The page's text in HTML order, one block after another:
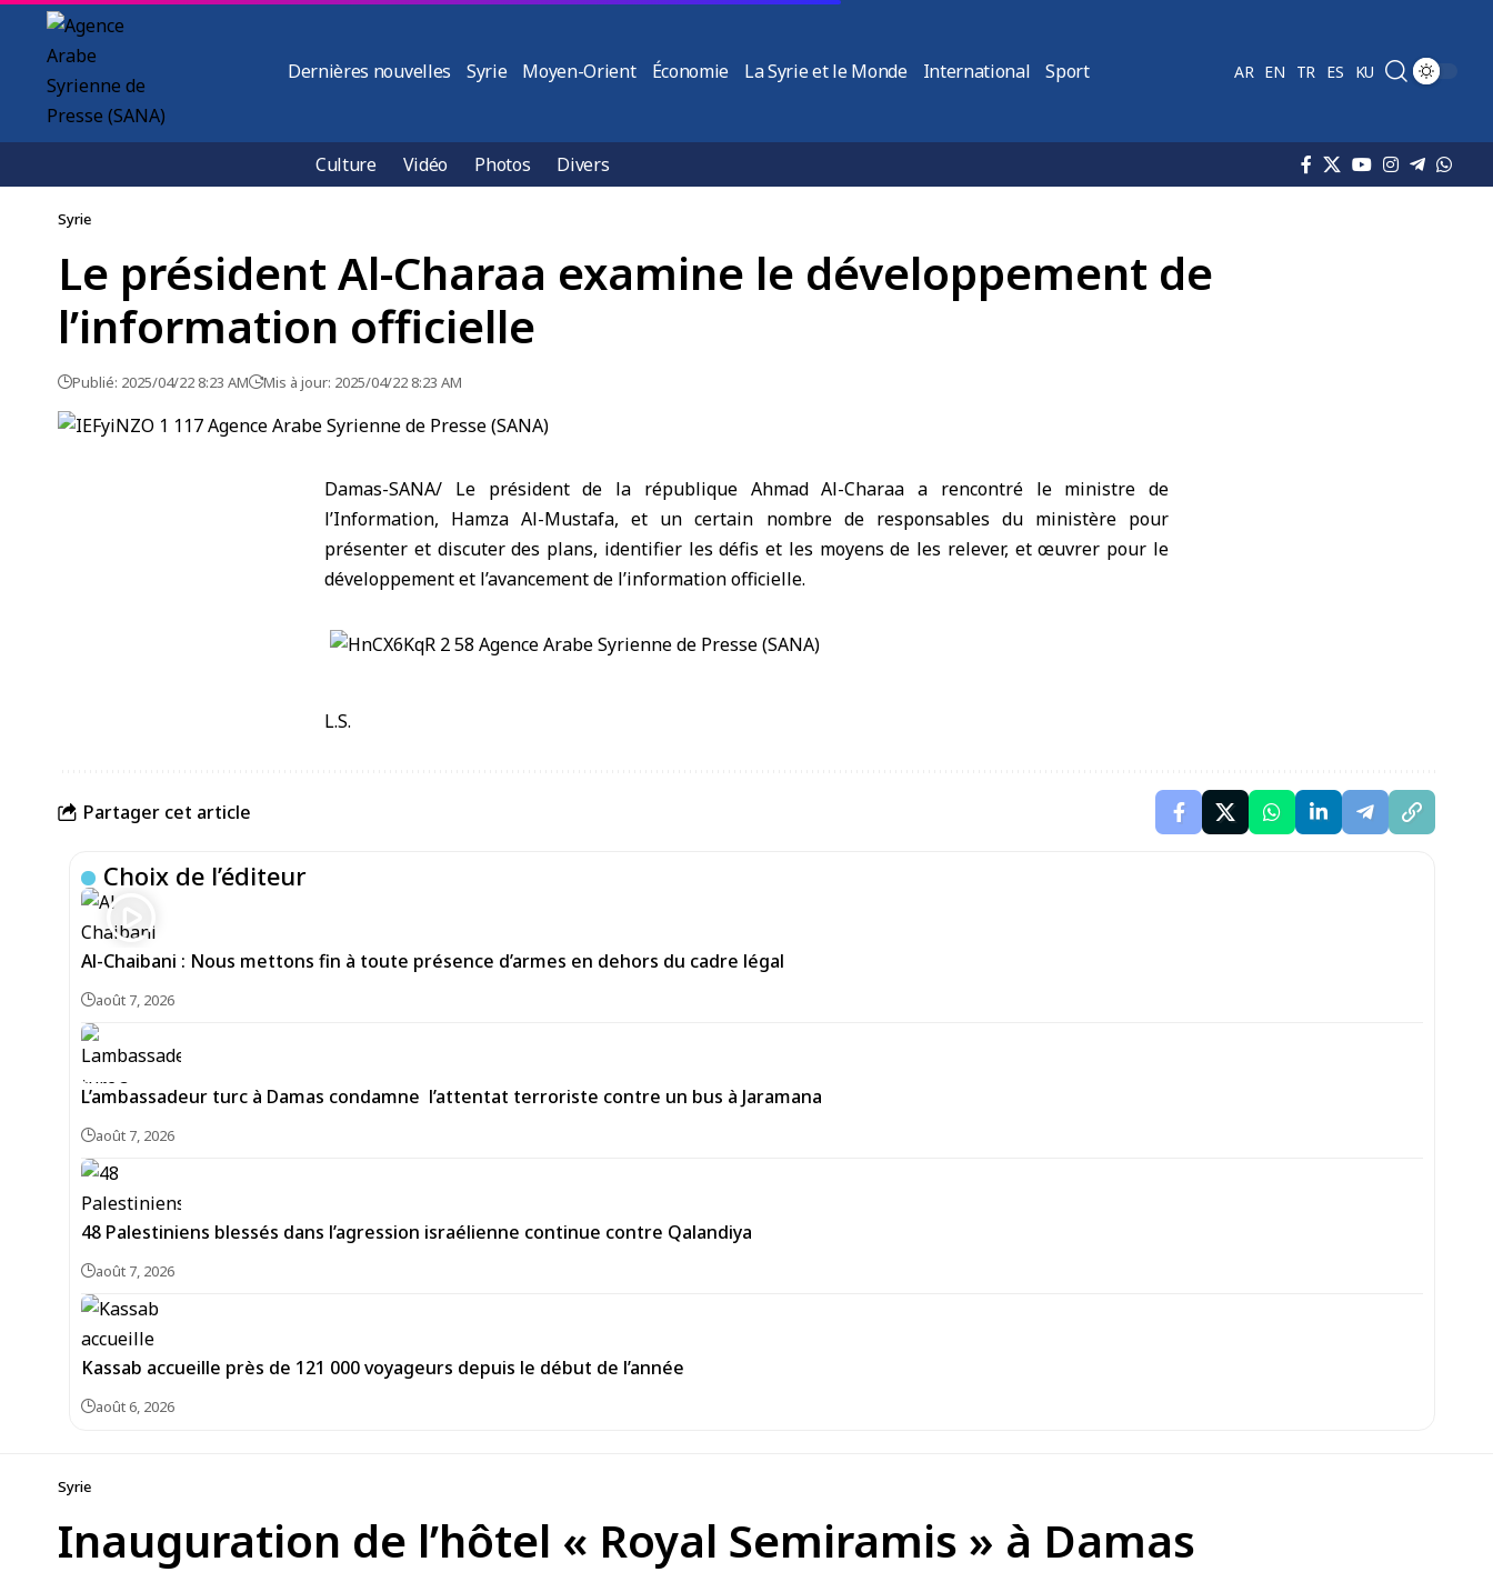
Dernières nouvelles Syrie Moyen-Orient Économie La Syrie et le Monde International Sport AR EN TR ES KU
Culture Vidéo Photos Divers
Syrie
Le président Al-Charaa examine le développement de
l’information officielle
Publié: 2025/04/22 8:23 AM Mis à jour: 2025/04/22 8:23 AM
Damas-SANA/ Le président de la république Ahmad Al-Charaa a rencontré le ministre de
l’Information, Hamza Al-Mustafa, et un certain nombre de responsables du ministère pour
présenter et discuter des plans, identifier les défis et les moyens de les relever, et œuvrer pour le
développement et l’avancement de l’information officielle.
L.S.
Partager cet article
Choix de l’éditeur
Al-Chaibani : Nous mettons fin à toute présence d’armes en dehors du cadre légal
août 7, 2026
L’ambassadeur turc à Damas condamne l’attentat terroriste contre un bus à Jaramana
août 7, 2026
48 Palestiniens blessés dans l’agression israélienne continue contre Qalandiya
août 7, 2026
Kassab accueille près de 121 000 voyageurs depuis le début de l’année
août 6, 2026
Syrie
Inauguration de l’hôtel « Royal Semiramis » à Damas